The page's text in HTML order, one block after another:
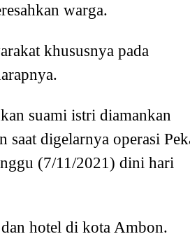
warga.
khususnya pada
suami istri diamankan
saat digelarnya operasi
(7/11/2021) dini hari
hotel di kota Ambon.